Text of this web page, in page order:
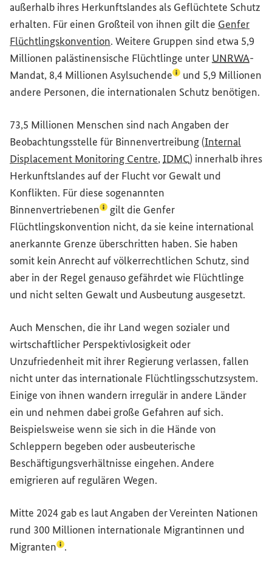
außerhalb ihres Herkunftslandes als Geflüchtete Schutz
erhalten. Für einen Großteil von ihnen gilt die Genfer
Flüchtlingskonvention(Externer Link)
. Weitere Gruppen sind etwa 5,9
Millionen palästinensische Flüchtlinge unter UNRWA-
Mandat, 8,4 MillionenAsylsuchende(Lexikon-Eintrag
und 5,9 Millionen
andere Personen, die internationalen Schutz benötigen.
73,5 Millionen Menschen sind nach Angaben der
Beobachtungsstelle für Binnenvertreibung (Internal
Displacement Monitoring Centre(Externer Link)
, IDMC) innerhalb ihres
Herkunftslandes auf der Flucht vor Gewalt und
Konflikten. Für diese sogenannten
Binnenvertriebenen(Lexikon-Eintrag zum Begriff aufrufen)
gilt die Genfer
Flüchtlingskonvention nicht, da sie keine international
anerkannte Grenze überschritten haben. Sie haben
somit kein Anrecht auf völkerrechtlichen Schutz, sind
aber in der Regel genauso gefährdet wie Flüchtlinge
und nicht selten Gewalt und Ausbeutung ausgesetzt.
Auch Menschen, die ihr Land wegen sozialer und
wirtschaftlicher Perspektivlosigkeit oder
Unzufriedenheit mit ihrer Regierung verlassen, fallen
nicht unter das internationale Flüchtlingsschutzsystem.
Einige von ihnen wandern irregulär in andere Länder
ein und nehmen dabei große Gefahren auf sich.
Beispielsweise wenn sie sich in die Hände von
Schleppern begeben oder ausbeuterische
Beschäftigungsverhältnisse eingehen. Andere
emigrieren auf regulären Wegen.
Mitte 2024 gab es laut Angaben der Vereinten Nationen
rund 300 Millionen internationale Migrantinnen und
Migranten(Lexikon-Eintrag zum Begriff aufrufen)
.